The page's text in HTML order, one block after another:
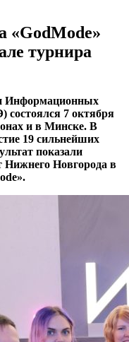
«GodMode»
турнира
Информационных
состоялся 7 октября
и в Минске. В
19 сильнейших
показали
Нижнего Новгорода в